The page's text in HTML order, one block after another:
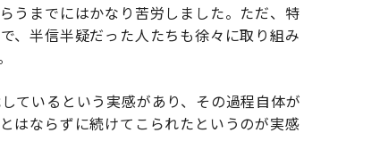
うまでにはかなり苦労しました。ただ、特
、半信半疑だった人たちも徐々に取り組み
ているという実感があり、その過程自体が
はならずに続けてこられたというのが実感